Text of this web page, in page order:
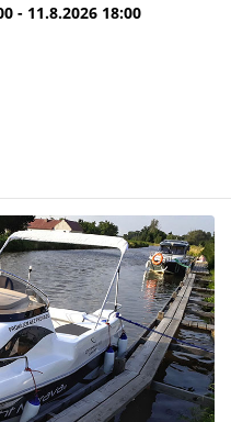
- 11.8.2026 18:00